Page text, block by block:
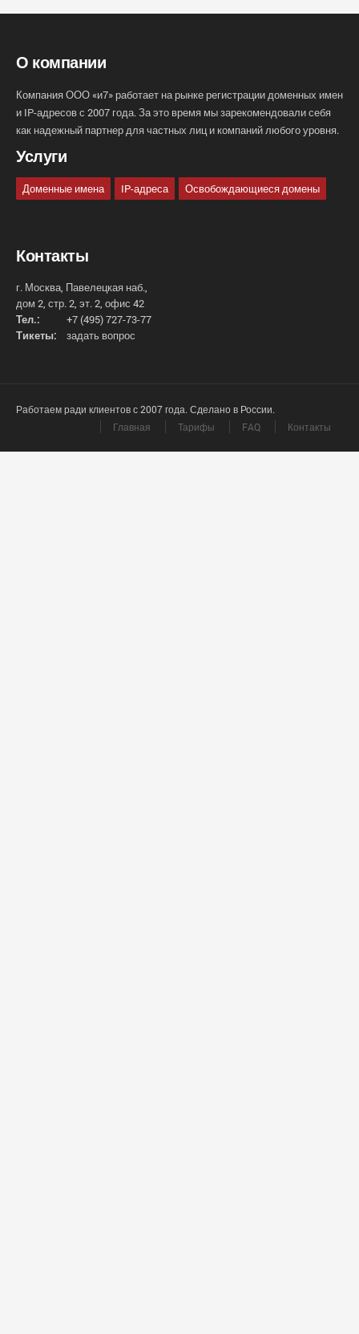
О компании
Компания ООО «и7» работает на рынке регистрации доменных имен
и IP-адресов с 2007 года. За это время мы зарекомендовали себя
как надежный партнер для частных лиц и компаний любого уровня.
Услуги
Доменные имена IP-адреса Освобождающиеся домены
Контакты
г. Москва, Павелецкая наб.,
дом 2, стр. 2, эт. 2, офис 42
Тел.:
+7 (495) 727-73-77
Тикеты:
задать вопрос
Работаем ради клиентов с 2007 года. Сделано в России.
Главная
Тарифы FAQ Контакты